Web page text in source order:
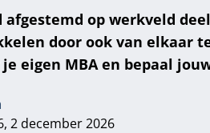
afgestemd op werkveld
door ook van elkaar
je eigen MBA en bepaal
2 december 2026